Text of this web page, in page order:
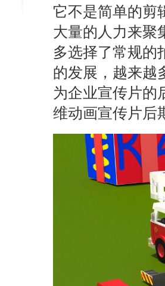
它不是简单的剪
大量的人力来聚
多选择了常规的
的发展，越来越
为企业宣传片的
维动画宣传片后